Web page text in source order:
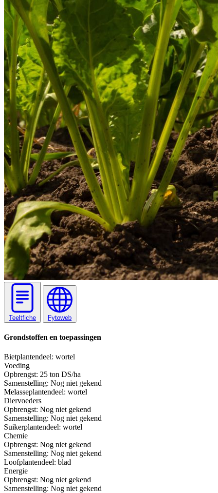
Teeltfiche Fytoweb
Grondstoffen en toepassingen
Bietplantendeel: wortel
Voeding
Opbrengst: 25 ton DS/ha
Samenstelling: Nog niet gekend
Melasseplantendeel: wortel
Diervoeders
Opbrengst: Nog niet gekend
Samenstelling: Nog niet gekend
Suikerplantendeel: wortel
Chemie
Opbrengst: Nog niet gekend
Samenstelling: Nog niet gekend
Loofplantendeel: blad
Energie
Opbrengst: Nog niet gekend
Samenstelling: Nog niet gekend